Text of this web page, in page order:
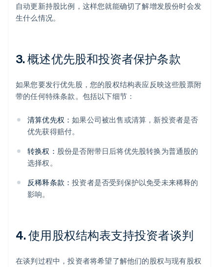
自动更新持股比例，这样您就能确切了解增发股份时会发
生什么情况。
3. 概述优先股和投资者保护条款
如果您要发行优先股，您的股权结构表应反映这些股票附
带的任何特殊条款。包括以下细节：
清算优先权：如果公司被出售或清算，新投资者是否
优先获得赔付。
转换权： 股份是否附带日后将优先股转换为普通股的
选择权。
反稀释条款：投资者是否受到保护以免受未来稀释的
影响。
4. 使用股权结构表支持投资者谈判
在谈判过程中，投资者将希望了解他们的股权与现有股权